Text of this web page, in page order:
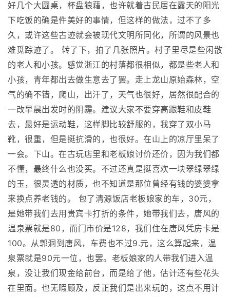
好几个大圆桌，杯盘狼藉，也许就着古民居在露天的阳光
下吃饭的确是件美好的事情，但这样的做法，过不了多
久，或许这些古迹就会被现代文明所同化，所谓的风景也
难觅踪迹了。 转了下，拍了几张照片。村子里尽是些闲散
的老人和小孩。感觉浙江的村落都很相似，都是些老人和
小孩，青年都出去做生意去了罢。走上龙山原始森林，空
气的确不错，爬山，出汗了，天气也很好，居然很配合的
一改早晨出发时的阴霾。建议大家不要穿高跟鞋和皮鞋
去，最好是运动鞋，这样脚比较舒服的，我穿了双小马
靴，很重，但是挺抗滑的，也很好。在山上的凉厅里呆了
一会。下山。在古玩店里和老板娘讨价还价，因为我们都
不懂，最终什么也没买。不过还真是挺喜欢一块翠绿翠绿
的玉，很灵透的材质，也不知道是那位曾经有钱的婆婆拿
来换点养老钱的。 包了清源饭店老板娘家的车，30元，
是她带我们去用贵宾卡打折的条件，她带我们去，唐风的
温泉票就是80，而门市价是128，我们住在唐风凭房卡是
100。从郭洞到唐风，车费也不过9.元，这么算起来，温
泉票就是90元一位，也罢。老板娘家的人带我们进入温
泉，没让我们现金给前台，而是给了他，估计还有些花头
在里面。也无暇顾及，反正我们是出来玩的，这点不用计